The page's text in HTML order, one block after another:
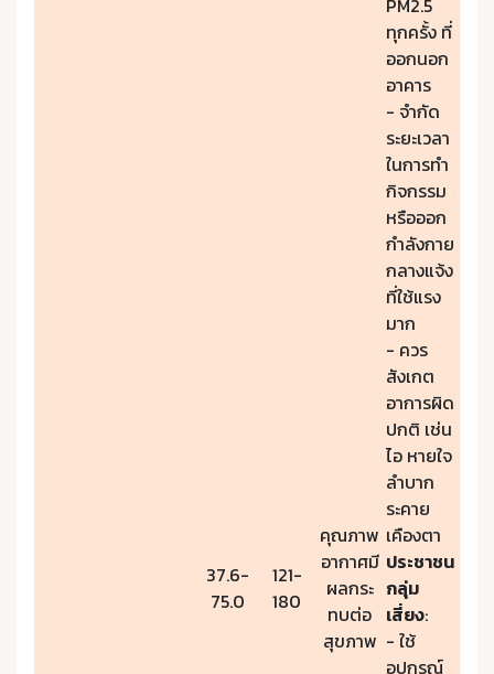
37.6-
75.0
121-
180
คุณภาพ
อากาศมี
ผลกระ
ทบต่อ
สุขภาพ
PM2.5
ทุกครั้ง ที่
ออกนอก
อาคาร
- จำกัด
ระยะเวลา
ในการทำ
กิจกรรม
หรือออก
กำลังกาย
กลางแจ้ง
ที่ใช้แรง
มาก
- ควร
สังเกต
อาการผิด
ปกติ เช่น
ไอ หายใจ
ลำบาก
ระคาย
เคืองตา
ประชาชน
กลุ่ม
เสี่ยง:
- ใช้
อุปกรณ์